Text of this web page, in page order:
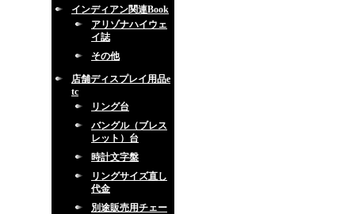
インディアン関連Book
アリゾナハイウェ
イ誌
その他
店舗ディスプレイ用品e
tc
リング台
バングル（ブレス
レット）台
時計文字盤
リングサイズ直し
代金
別途販売用チェー